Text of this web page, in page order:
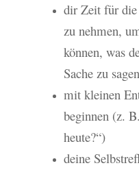
dir Zeit für die
zu nehmen,
können, was
Sache zu
mit kleinen
beginnen (z.
heute?“)
deine